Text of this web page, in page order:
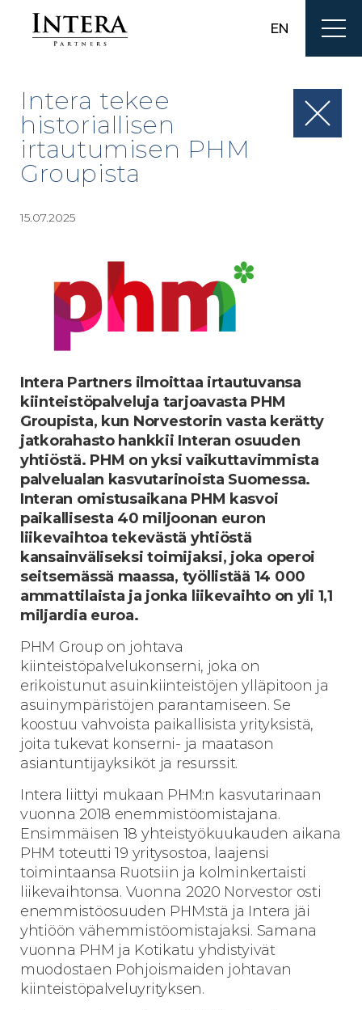
EN
Intera tekee
historiallisen
irtautumisen PHM
Groupista
15.07.2025
Intera Partners ilmoittaa irtautuvansa
kiinteistöpalveluja tarjoavasta PHM
Groupista, kun Norvestorin vasta kerätty
jatkorahasto hankkii Interan osuuden
yhtiöstä. PHM on yksi vaikuttavimmista
palvelualan kasvutarinoista Suomessa.
Interan omistusaikana PHM kasvoi
paikallisesta 40 miljoonan euron
liikevaihtoa tekevästä yhtiöstä
kansainväliseksi toimijaksi, joka operoi
seitsemässä maassa, työllistää 14 000
ammattilaista ja jonka liikevaihto on yli 1,1
miljardia euroa.
PHM Group on johtava
kiinteistöpalvelukonserni, joka on
erikoistunut asuinkiinteistöjen ylläpitoon ja
asuinympäristöjen parantamiseen. Se
koostuu vahvoista paikallisista yrityksistä,
joita tukevat konserni- ja maatason
asiantuntijayksiköt ja resurssit.
Intera liittyi mukaan PHM:n kasvutarinaan
vuonna 2018 enemmistöomistajana.
Ensimmäisen 18 yhteistyökuukauden aikana
PHM toteutti 19 yritysostoa, laajensi
toimintaansa Ruotsiin ja kolminkertaisti
liikevaihtonsa. Vuonna 2020 Norvestor osti
enemmistöosuuden PHM:stä ja Intera jäi
yhtiöön vähemmistöomistajaksi. Samana
vuonna PHM ja Kotikatu yhdistyivät
muodostaen Pohjoismaiden johtavan
kiinteistöpalveluyrityksen.